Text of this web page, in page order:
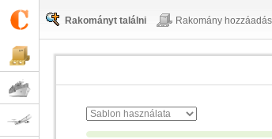
Rakományt találni Rakomány